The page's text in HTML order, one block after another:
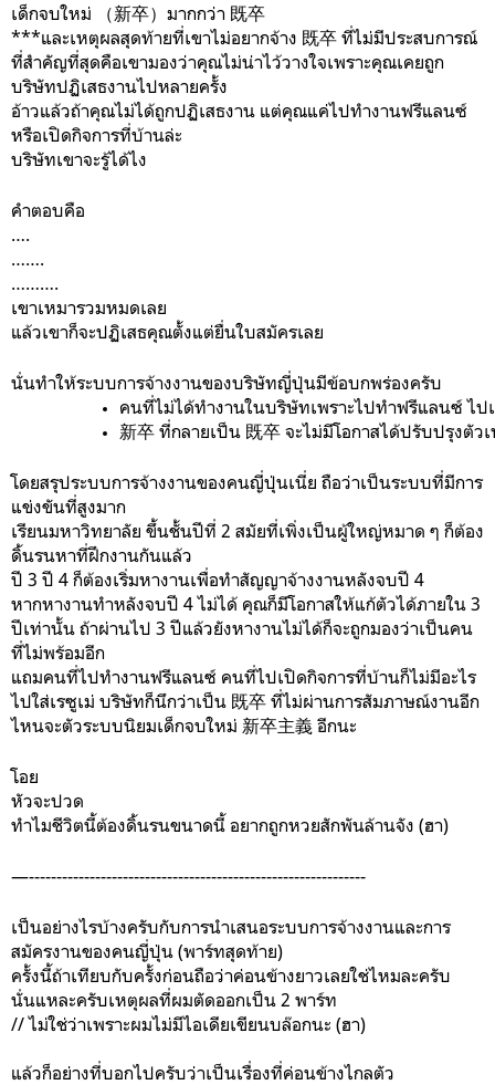
เด็กจบใหม่ （新卒）มากกว่า 既卒
***และเหตุผลสุดท้ายที่เขาไม่อยากจ้าง 既卒 ที่ไม่มีประสบการณ์
ที่สำคัญที่สุดคือเขามองว่าคุณไม่น่าไว้วางใจเพราะคุณเคยถูก
บริษัทปฏิเสธงานไปหลายครั้ง
อ้าวแล้วถ้าคุณไม่ได้ถูกปฏิเสธงาน แต่คุณแค่ไปทำงานฟรีแลนซ์
หรือเปิดกิจการที่บ้านล่ะ
บริษัทเขาจะรู้ได้ไง
คำตอบคือ
….
…….
……….
เขาเหมารวมหมดเลย
แล้วเขาก็จะปฏิเสธคุณตั้งแต่ยื่นใบสมัครเลย
นั่นทำให้ระบบการจ้างงานของบริษัทญี่ปุ่นมีข้อบกพร่องครับ
คนที่ไม่ได้ทำงานในบริษัทเพราะไปทำฟรีแลนซ์ ไป
新卒 ที่กลายเป็น 既卒 จะไม่มีโอกาสได้ปรับปรุงตัว
โดยสรุประบบการจ้างงานของคนญี่ปุ่นเนี่ย ถือว่าเป็นระบบที่มีการ
แข่งขันที่สูงมาก
เรียนมหาวิทยาลัย ขึ้นชั้นปีที่ 2 สมัยที่เพิ่งเป็นผู้ใหญ่หมาด ๆ ก็ต้อง
ดิ้นรนหาที่ฝึกงานกันแล้ว
ปี 3 ปี 4 ก็ต้องเริ่มหางานเพื่อทำสัญญาจ้างงานหลังจบปี 4
หากหางานทำหลังจบปี 4 ไม่ได้ คุณก็มีโอกาสให้แก้ตัวได้ภายใน 3
ปีเท่านั้น ถ้าผ่านไป 3 ปีแล้วยังหางานไม่ได้ก็จะถูกมองว่าเป็นคน
ที่ไม่พร้อมอีก
แถมคนที่ไปทำงานฟรีแลนซ์ คนที่ไปเปิดกิจการที่บ้านก็ไม่มีอะไร
ไปใส่เรซูเม่ บริษัทก็นึกว่าเป็น 既卒 ที่ไม่ผ่านการสัมภาษณ์งานอีก
ไหนจะตัวระบบนิยมเด็กจบใหม่ 新卒主義 อีกนะ
โอย
หัวจะปวด
ทำไมชีวิตนี้ต้องดิ้นรนขนาดนี้ อยากถูกหวยสักพันล้านจัง (ฮา)
—-------------------------------------------------------------
เป็นอย่างไรบ้างครับกับการนำเสนอระบบการจ้างงานและการ
สมัครงานของคนญี่ปุ่น (พาร์ทสุดท้าย)
ครั้งนี้ถ้าเทียบกับครั้งก่อนถือว่าค่อนข้างยาวเลยใช่ไหมละครับ
นั่นแหละครับเหตุผลที่ผมตัดออกเป็น 2 พาร์ท
// ไม่ใช่ว่าเพราะผมไม่มีไอเดียเขียนบล๊อกนะ (ฮา)
แล้วก็อย่างที่บอกไปครับว่าเป็นเรื่องที่ค่อนข้างไกลตัว